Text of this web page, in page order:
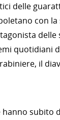
delle
con
quotidiani
il
hanno